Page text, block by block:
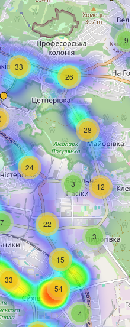
7
9
24
26
15
4
22
3 12
33
33
3
28
54